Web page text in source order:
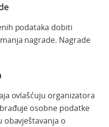
podataka dobiti
nagrade. Nagrade
ovlašćuju organizatora
osobne podatke
obavještavanja o